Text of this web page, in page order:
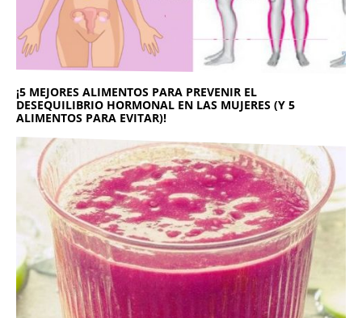
¡5 MEJORES ALIMENTOS PARA PREVENIR EL
DESEQUILIBRIO HORMONAL EN LAS MUJERES (Y 5
ALIMENTOS PARA EVITAR)!